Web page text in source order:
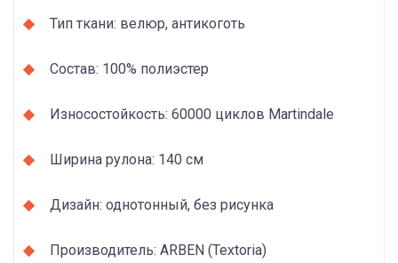
Тип ткани: велюр, антикоготь
Состав: 100% полиэстер
Износостойкость: 60000 циклов Martindale
Ширина рулона: 140 см
Дизайн: однотонный, без рисунка
Производитель: ARBEN (Textoria)